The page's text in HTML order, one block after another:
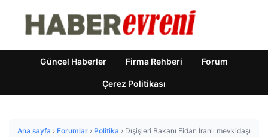
Güncel Haberler Firma Rehberi Forum
Çerez Politikası
Ana sayfa › Forumlar › Politika › Dışişleri Bakanı Fidan İranlı mevkidaşı